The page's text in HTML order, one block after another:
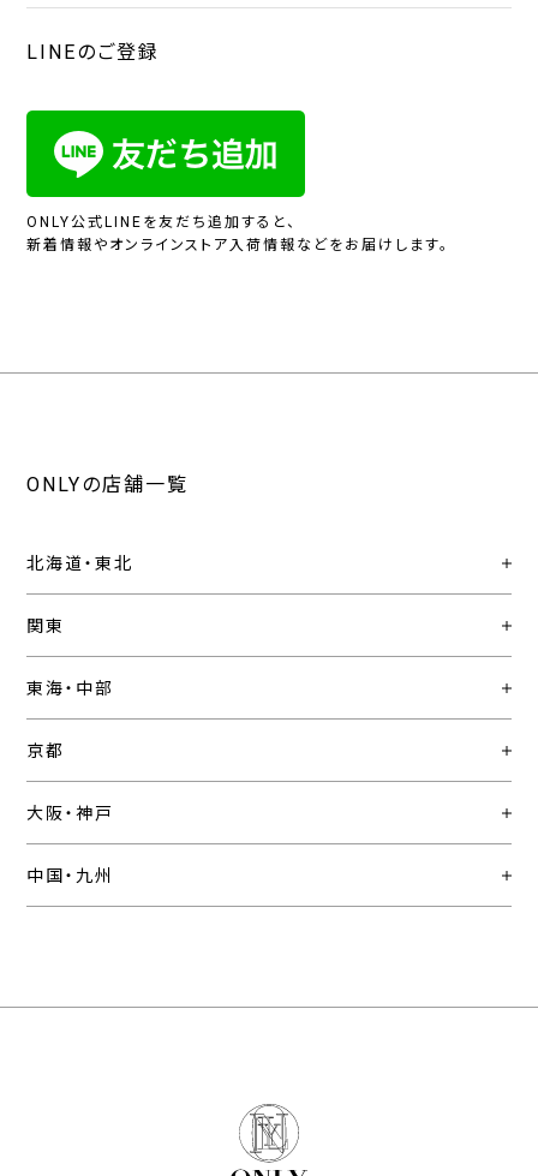
LINEのご登録
ONLY公式LINEを友だち追加すると、
新着情報やオンラインストア入荷情報などをお届けします。
ONLYの店舗一覧
北海道・東北
関東
東海・中部
京都
大阪・神戸
中国・九州